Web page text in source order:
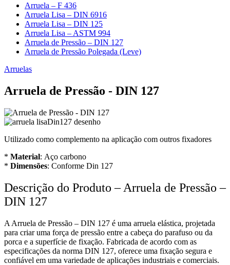
Arruela – F 436
Arruela Lisa – DIN 6916
Arruela Lisa – DIN 125
Arruela Lisa – ASTM 994
Arruela de Pressão – DIN 127
Arruela de Pressão Polegada (Leve)
Arruelas
Arruela de Pressão - DIN 127
Utilizado como complemento na aplicação com outros fixadores
* Material: Aço carbono
* Dimensões: Conforme Din 127
Descrição do Produto – Arruela de Pressão –
DIN 127
A Arruela de Pressão – DIN 127 é uma arruela elástica, projetada
para criar uma força de pressão entre a cabeça do parafuso ou da
porca e a superfície de fixação. Fabricada de acordo com as
especificações da norma DIN 127, oferece uma fixação segura e
confiável em uma variedade de aplicações industriais e comerciais.